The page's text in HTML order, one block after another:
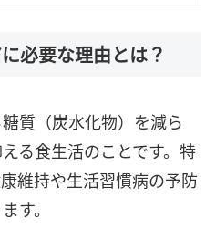
必要な理由とは？
質（炭水化物）を減ら
る食生活のことです。特
維持や生活習慣病の予防
す。